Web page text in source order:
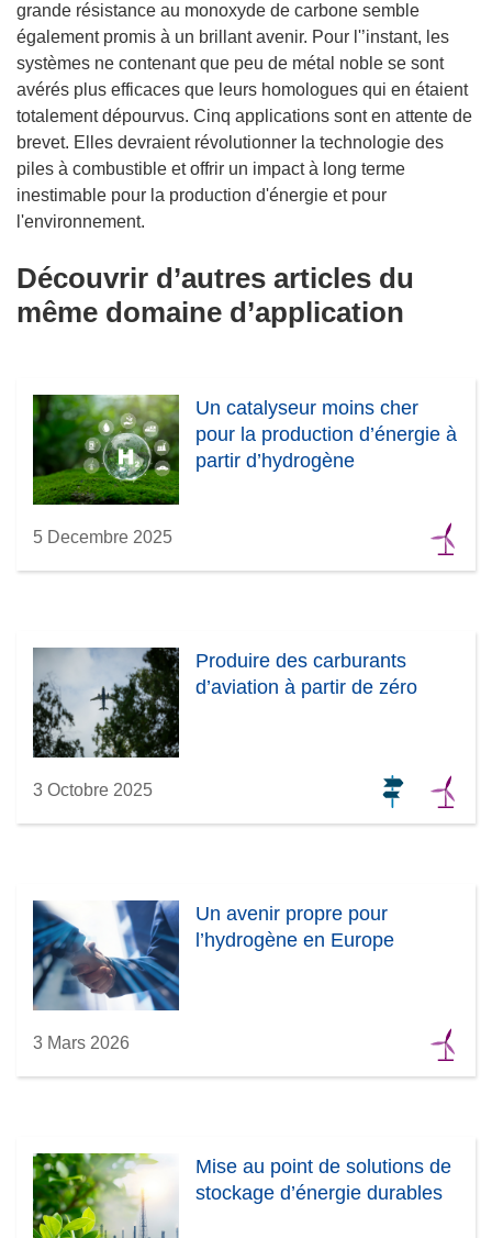
grande résistance au monoxyde de carbone semble
également promis à un brillant avenir. Pour l'’instant, les
systèmes ne contenant que peu de métal noble se sont
avérés plus efficaces que leurs homologues qui en étaient
totalement dépourvus. Cinq applications sont en attente de
brevet. Elles devraient révolutionner la technologie des
piles à combustible et offrir un impact à long terme
inestimable pour la production d'énergie et pour
l'environnement.
Découvrir d’autres articles du
même domaine d’application
Un catalyseur moins cher
pour la production d’énergie à
partir d’hydrogène
5 Decembre 2025
Produire des carburants
d’aviation à partir de zéro
3 Octobre 2025
Un avenir propre pour
l’hydrogène en Europe
3 Mars 2026
Mise au point de solutions de
stockage d’énergie durables